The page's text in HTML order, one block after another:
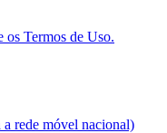
os Termos de Uso.
rede móvel nacional)